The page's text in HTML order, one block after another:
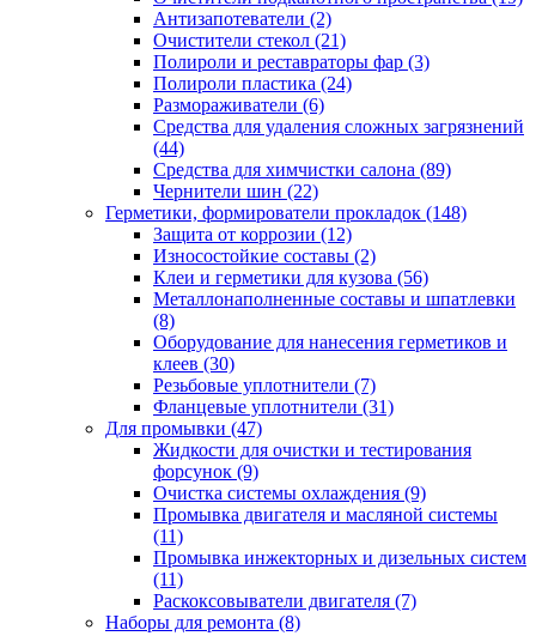
Антизапотеватели (2)
Очистители стекол (21)
Полироли и реставраторы фар (3)
Полироли пластика (24)
Размораживатели (6)
Средства для удаления сложных загрязнений
(44)
Средства для химчистки салона (89)
Чернители шин (22)
Герметики, формирователи прокладок (148)
Защита от коррозии (12)
Износостойкие составы (2)
Клеи и герметики для кузова (56)
Металлонаполненные составы и шпатлевки
(8)
Оборудование для нанесения герметиков и
клеев (30)
Резьбовые уплотнители (7)
Фланцевые уплотнители (31)
Для промывки (47)
Жидкости для очистки и тестирования
форсунок (9)
Очистка системы охлаждения (9)
Промывка двигателя и масляной системы
(11)
Промывка инжекторных и дизельных систем
(11)
Раскоксовыватели двигателя (7)
Наборы для ремонта (8)